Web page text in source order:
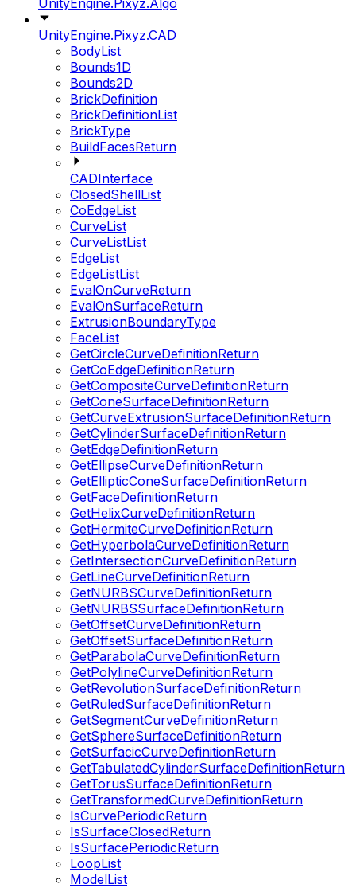
UnityEngine.Pixyz.Algo
UnityEngine.Pixyz.CAD
BodyList
Bounds1D
Bounds2D
BrickDefinition
BrickDefinitionList
BrickType
BuildFacesReturn
CADInterface
ClosedShellList
CoEdgeList
CurveList
CurveListList
EdgeList
EdgeListList
EvalOnCurveReturn
EvalOnSurfaceReturn
ExtrusionBoundaryType
FaceList
GetCircleCurveDefinitionReturn
GetCoEdgeDefinitionReturn
GetCompositeCurveDefinitionReturn
GetConeSurfaceDefinitionReturn
GetCurveExtrusionSurfaceDefinitionReturn
GetCylinderSurfaceDefinitionReturn
GetEdgeDefinitionReturn
GetEllipseCurveDefinitionReturn
GetEllipticConeSurfaceDefinitionReturn
GetFaceDefinitionReturn
GetHelixCurveDefinitionReturn
GetHermiteCurveDefinitionReturn
GetHyperbolaCurveDefinitionReturn
GetIntersectionCurveDefinitionReturn
GetLineCurveDefinitionReturn
GetNURBSCurveDefinitionReturn
GetNURBSSurfaceDefinitionReturn
GetOffsetCurveDefinitionReturn
GetOffsetSurfaceDefinitionReturn
GetParabolaCurveDefinitionReturn
GetPolylineCurveDefinitionReturn
GetRevolutionSurfaceDefinitionReturn
GetRuledSurfaceDefinitionReturn
GetSegmentCurveDefinitionReturn
GetSphereSurfaceDefinitionReturn
GetSurfacicCurveDefinitionReturn
GetTabulatedCylinderSurfaceDefinitionReturn
GetTorusSurfaceDefinitionReturn
GetTransformedCurveDefinitionReturn
IsCurvePeriodicReturn
IsSurfaceClosedReturn
IsSurfacePeriodicReturn
LoopList
ModelList